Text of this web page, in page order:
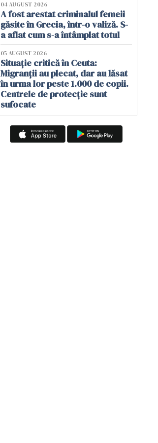
04 AUGUST 2026
A fost arestat criminalul femeii
găsite în Grecia, într-o valiză. S-
a aflat cum s-a întâmplat totul
05 AUGUST 2026
Situație critică în Ceuta:
Migranții au plecat, dar au lăsat
în urma lor peste 1.000 de copii.
Centrele de protecție sunt
sufocate